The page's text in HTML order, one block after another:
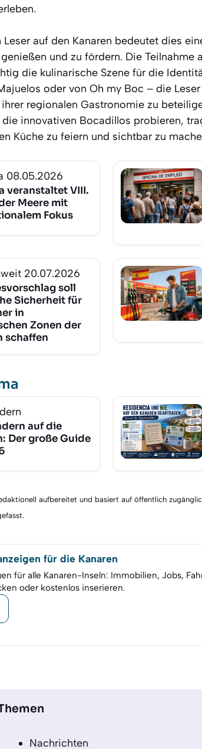
auf den Kanaren bedeutet dies
und zu fördern. Die Teilnahme
die kulinarische Szene für die
oder von Oh my Boc – die
regionalen Gastronomie zu
die innovativen Bocadillos probieren,
Küche zu feiern und sichtbar zu
08.05.2026
veranstaltet VIII.
Meere mit
Fokus
20.07.2026
soll
Sicherheit für
in
Zonen der
schaffen
auf die
Der große Guide
aufbereitet und basiert auf öffentlich
für die Kanaren
für alle Kanaren-Inseln: Immobilien, Jobs,
oder kostenlos inserieren.
Nachrichten